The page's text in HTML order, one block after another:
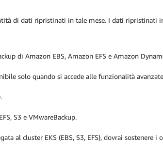
di dati ripristinati in tale mese. I dati ripristinati
di Amazon EBS, Amazon EFS e Amazon
solo quando si accede alle funzionalità
S3 e VMwareBackup.
al cluster EKS (EBS, S3, EFS), dovrai